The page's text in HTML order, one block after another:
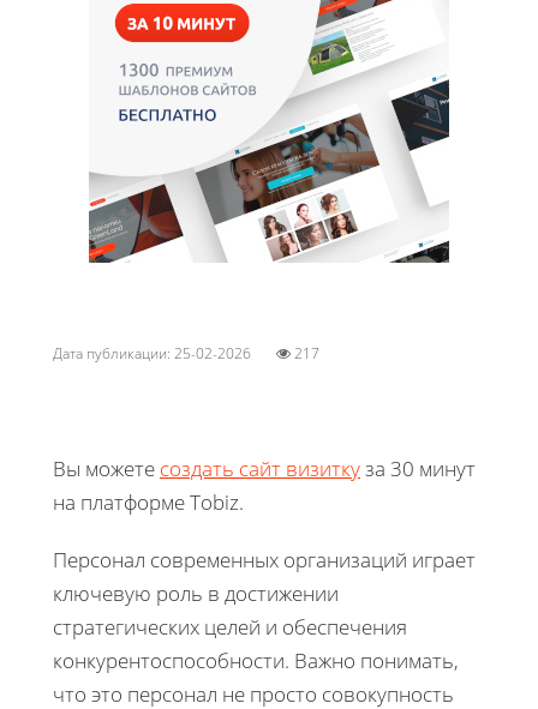
Дата публикации: 25-02-2026 217
Вы можете создать сайт визиткуза 30 минут
на платформе Tobiz.
Персонал современных организаций играет
ключевую роль в достижении
стратегических целей и обеспечения
конкурентоспособности. Важно понимать,
что это персонал не просто совокупность